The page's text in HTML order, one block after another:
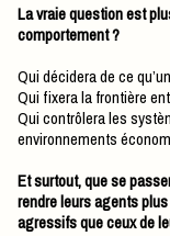
La vraie question est
comportement ?
Qui décidera de ce
Qui fixera la frontière
Qui contrôlera les
environnements
Et surtout, que se
rendre leurs agents
agressifs que ceux de